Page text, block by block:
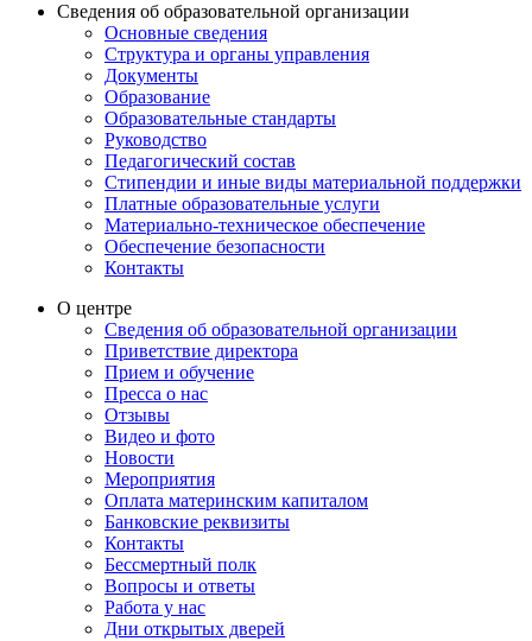
Сведения об образовательной организации
Основные сведения
Структура и органы управления
Документы
Образование
Образовательные стандарты
Руководство
Педагогический состав
Стипендии и иные виды материальной поддержки
Платные образовательные услуги
Материально-техническое обеспечение
Обеспечение безопасности
Контакты
О центре
Сведения об образовательной организации
Приветствие директора
Прием и обучение
Пресса о нас
Отзывы
Видео и фото
Новости
Мероприятия
Оплата материнским капиталом
Банковские реквизиты
Контакты
Бессмертный полк
Вопросы и ответы
Работа у нас
Дни открытых дверей